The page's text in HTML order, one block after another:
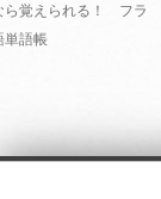
ら覚えられる！ フラ
単語帳